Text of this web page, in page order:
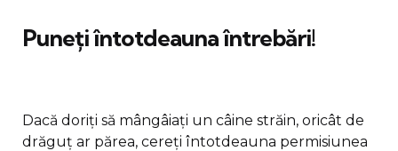
Puneți întotdeauna întrebări!
Dacă doriți să mângâiați un câine străin, oricât de
drăguț ar părea, cereți întotdeauna permisiunea